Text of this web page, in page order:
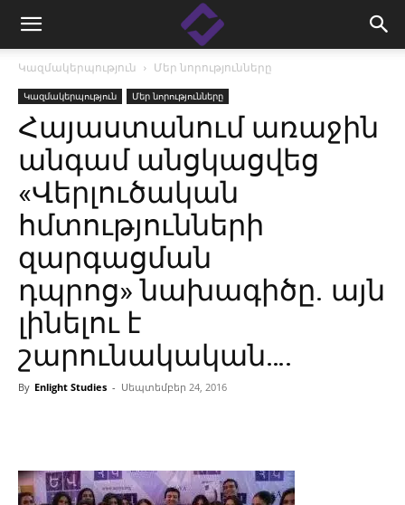
Կազմակերպություն Մեր նորությունները
Կազմակերպություն Մեր նորությունները
Հայաստանում առաջին
անգամ անցկացվեց
«Վերլուծական
հմտությունների
զարգացման
դպրոց» նախագիծը. այն
լինելու է
շարունակական….
By Enlight Studies - Սեպտեմբեր 24, 2016